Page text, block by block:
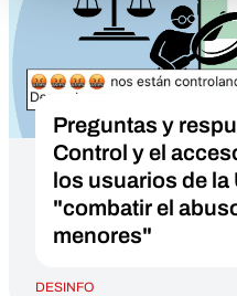
Preguntas y
Control y el
los usuarios de la
"combatir el
menores"
DESINFO